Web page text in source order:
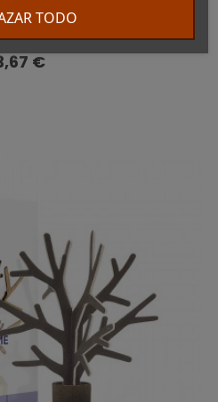
TODO
fragancia Jazmín 100
ml
€